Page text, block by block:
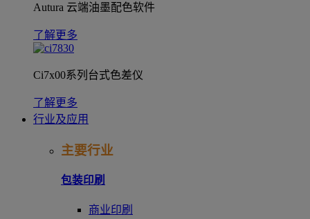
Autura 云端油墨配色软件
了解更多
Ci7x00系列台式色差仪
了解更多
行业及应用
主要行业
包装印刷
商业印刷